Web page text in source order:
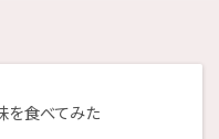
を食べてみた